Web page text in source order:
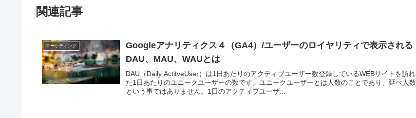
関連記事
マーケティング
Googleアナリティクス４（GA4）/ユーザーのロイヤリティで表示される
DAU、MAU、WAUとは
DAU（Daily ActitveUser）は1日あたりのアクティブユーザー数登録しているWEBサイトを訪れ
た1日あたりのユニークユーザーの数です。ユニークユーザーとは人数のことであり、延べ人数
という事ではありません。1日のアクティブユーザ...